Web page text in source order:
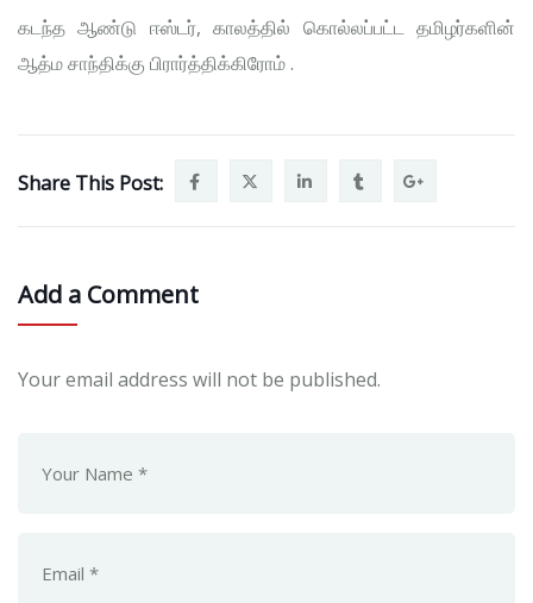
கடந்த ஆண்டு ஈஸ்டர், காலத்தில் கொல்லப்பட்ட தமிழர்களின்
ஆத்ம சாந்திக்கு பிரார்த்திக்கிரோம் .
Share This Post:
Add a Comment
Your email address will not be published.